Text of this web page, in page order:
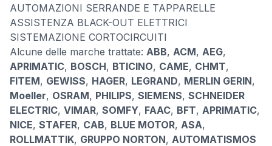
AUTOMAZIONI SERRANDE E TAPPARELLE
ASSISTENZA BLACK-OUT ELETTRICI
SISTEMAZIONE CORTOCIRCUITI
Alcune delle marche trattate: ABB, ACM, AEG,
APRIMATIC, BOSCH, BTICINO, CAME, CHMT,
FITEM, GEWISS, HAGER, LEGRAND, MERLIN GERIN,
Moeller, OSRAM, PHILIPS, SIEMENS, SCHNEIDER
ELECTRIC, VIMAR, SOMFY, FAAC, BFT, APRIMATIC,
NICE, STAFER, CAB, BLUE MOTOR, ASA,
ROLLMATTIK, GRUPPO NORTON, AUTOMATISMOS